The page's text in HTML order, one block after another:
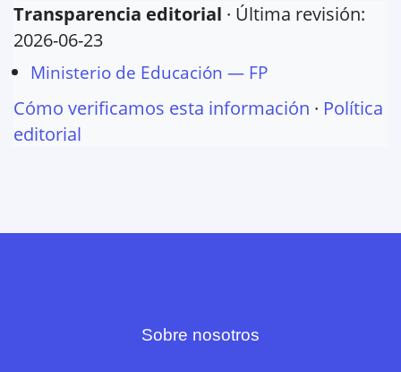
Transparencia editorial · Última revisión:
2026-06-23
Ministerio de Educación — FP
Cómo verificamos esta información · Política
editorial
Sobre nosotros